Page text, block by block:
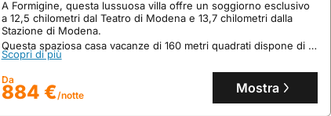
A Formigine, questa lussuosa villa offre un soggiorno esclusivo
a 12,5 chilometri dal Teatro di Modena e 13,7 chilometri dalla
Stazione di Modena.
Questa spaziosa casa vacanze di 160 metri quadrati dispone di 5
camere da letto, un ampio giardino e una terrazza con vista,
Scopri di più
Da
884 €/notte Mostra